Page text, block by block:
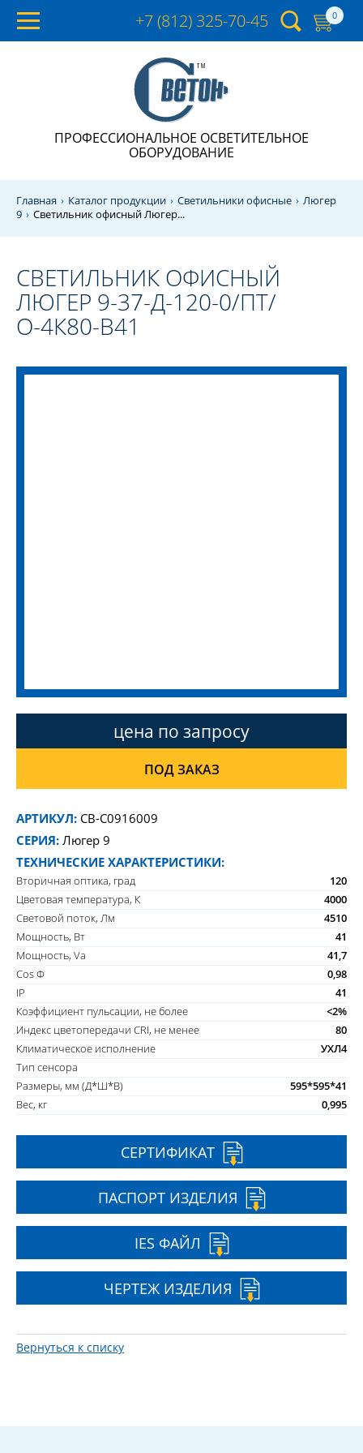
+7 (812) 325-70-45 0
ПРОФЕССИОНАЛЬНОЕ ОСВЕТИТЕЛЬНОЕ
ОБОРУДОВАНИЕ
Главная Каталог продукции Светильники офисные
Люгер
9
Светильник офисный Люгер...
СВЕТИЛЬНИК ОФИСНЫЙ
ЛЮГЕР 9-37-Д-120-0/ПТ/
О-4К80-В41
цена по запросу
ПОД ЗАКАЗ
АРТИКУЛ: CB-C0916009
СЕРИЯ: Люгер 9
ТЕХНИЧЕСКИЕ ХАРАКТЕРИСТИКИ:
Вторичная оптика, град
120
Цветовая температура, К
4000
Световой поток, Лм
4510
Мощность, Вт
41
Мощность, Va
41,7
Cos Ф
0,98
IP
41
Коэффициент пульсации, не более
<2%
Индекс цветопередачи CRI, не менее
80
Климатическое исполнение
УХЛ4
Тип сенсора
Размеры, мм (Д*Ш*В)
595*595*41
Вес, кг
0,995
СЕРТИФИКАТ
ПАСПОРТ ИЗДЕЛИЯ
IES ФАЙЛ
ЧЕРТЕЖ ИЗДЕЛИЯ
Вернуться к списку